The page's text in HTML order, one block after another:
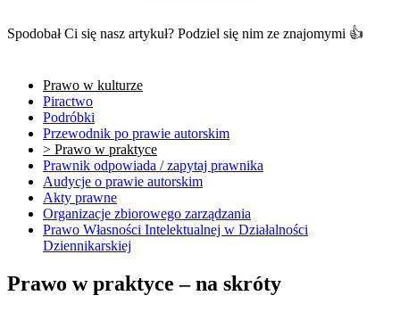
Spodobał Ci się nasz artykuł? Podziel się nim ze znajomymi 👍
Prawo w kulturze
Piractwo
Podróbki
Przewodnik po prawie autorskim
> Prawo w praktyce
Prawnik odpowiada / zapytaj prawnika
Audycje o prawie autorskim
Akty prawne
Organizacje zbiorowego zarządzania
Prawo Własności Intelektualnej w Działalności
Dziennikarskiej
Prawo w praktyce – na skróty